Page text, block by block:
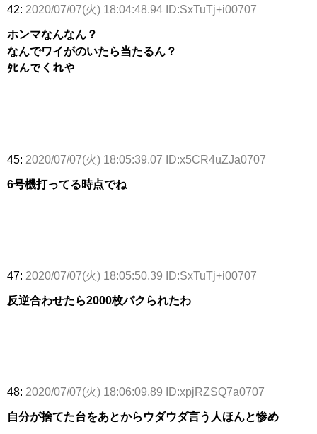
42: 2020/07/07(火) 18:04:48.94 ID:SxTuTj+i00707
ホンマなんなん？
なんでワイがのいたら当たるん？
ﾀﾋんでくれや
45: 2020/07/07(火) 18:05:39.07 ID:x5CR4uZJa0707
6号機打ってる時点でね
47: 2020/07/07(火) 18:05:50.39 ID:SxTuTj+i00707
反逆合わせたら2000枚パクられたわ
48: 2020/07/07(火) 18:06:09.89 ID:xpjRZSQ7a0707
自分が捨てた台をあとからウダウダ言う人ほんと惨め